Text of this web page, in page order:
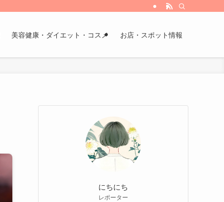
美容健康・ダイエット・コスメ お店・スポット情報
にちにち
レポーター